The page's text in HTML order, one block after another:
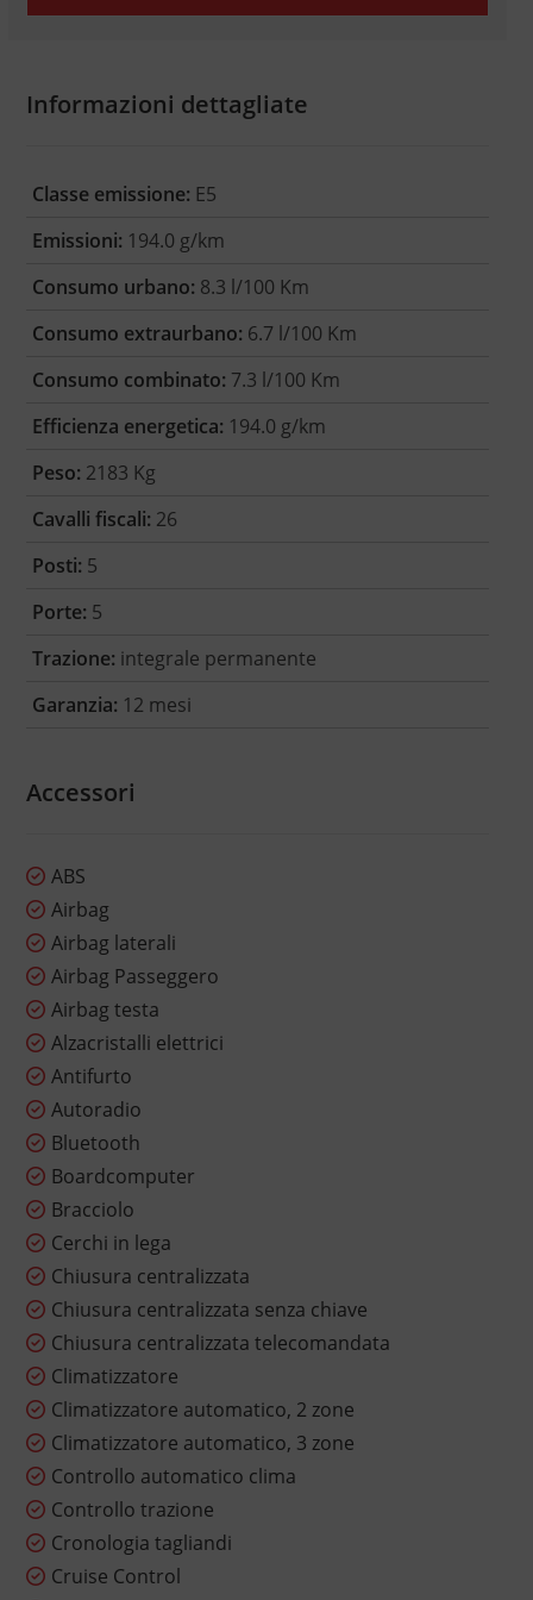
Informazioni dettagliate
Classe emissione: E5
Emissioni: 194.0 g/km
Consumo urbano: 8.3 l/100 Km
Consumo extraurbano: 6.7 l/100 Km
Consumo combinato: 7.3 l/100 Km
Efficienza energetica: 194.0 g/km
Peso: 2183 Kg
Cavalli fiscali: 26
Posti: 5
Porte: 5
Trazione: integrale permanente
Garanzia: 12 mesi
Accessori
ABS
Airbag
Airbag laterali
Airbag Passeggero
Airbag testa
Alzacristalli elettrici
Antifurto
Autoradio
Bluetooth
Boardcomputer
Bracciolo
Cerchi in lega
Chiusura centralizzata
Chiusura centralizzata senza chiave
Chiusura centralizzata telecomandata
Climatizzatore
Climatizzatore automatico, 2 zone
Climatizzatore automatico, 3 zone
Controllo automatico clima
Controllo trazione
Cronologia tagliandi
Cruise Control